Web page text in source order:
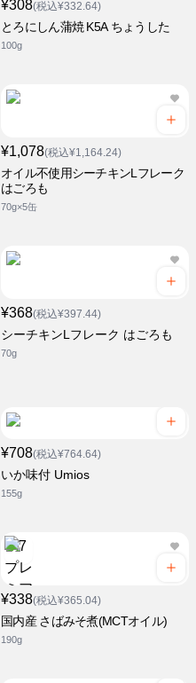
¥308(税込¥332.64)
とろにしん蒲焼 K5A ちょうした
100g
¥1,078(税込¥1,164.24)
オイル不使用シーチキンLフレーク
はごろも
70g×5缶
¥368(税込¥397.44)
シーチキンLフレーク はごろも
70g
¥708(税込¥764.64)
いか味付 Umios
155g
¥338(税込¥365.04)
国内産 さばみそ煮(MCTオイル)
190g